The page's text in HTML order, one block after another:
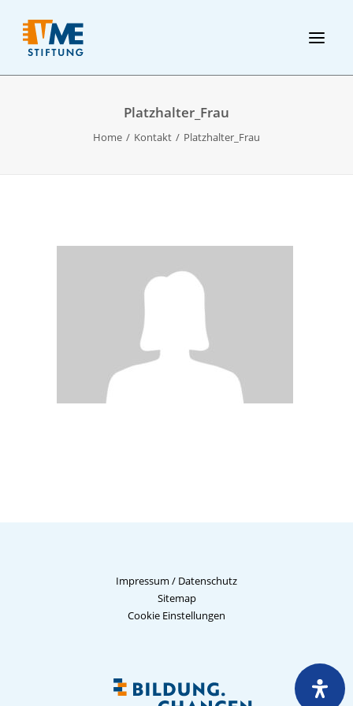
Platzhalter_Frau
Home Kontakt Platzhalter_Frau
Impressum / Datenschutz
Sitemap
Cookie Einstellungen